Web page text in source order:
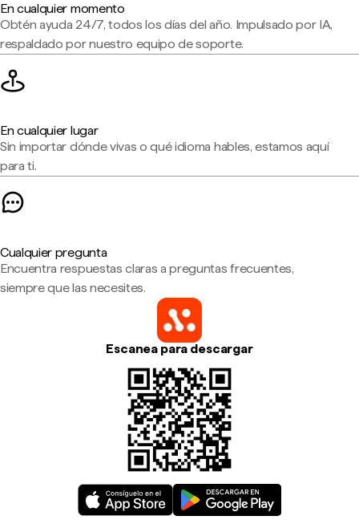
En cualquier momento
Obtén ayuda 24/7, todos los días del año. Impulsado por IA,
respaldado por nuestro equipo de soporte.
En cualquier lugar
Sin importar dónde vivas o qué idioma hables, estamos aquí
para ti.
Cualquier pregunta
Encuentra respuestas claras a preguntas frecuentes,
siempre que las necesites.
Escanea para descargar